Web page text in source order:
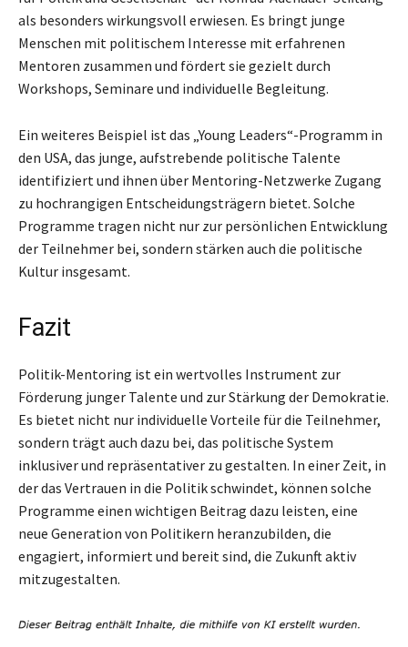
als besonders wirkungsvoll erwiesen. Es bringt junge
Menschen mit politischem Interesse mit erfahrenen
Mentoren zusammen und fördert sie gezielt durch
Workshops, Seminare und individuelle Begleitung.
Ein weiteres Beispiel ist das „Young Leaders“-Programm in
den USA, das junge, aufstrebende politische Talente
identifiziert und ihnen über Mentoring-Netzwerke Zugang
zu hochrangigen Entscheidungsträgern bietet. Solche
Programme tragen nicht nur zur persönlichen Entwicklung
der Teilnehmer bei, sondern stärken auch die politische
Kultur insgesamt.
Fazit
Politik-Mentoring ist ein wertvolles Instrument zur
Förderung junger Talente und zur Stärkung der Demokratie.
Es bietet nicht nur individuelle Vorteile für die Teilnehmer,
sondern trägt auch dazu bei, das politische System
inklusiver und repräsentativer zu gestalten. In einer Zeit, in
der das Vertrauen in die Politik schwindet, können solche
Programme einen wichtigen Beitrag dazu leisten, eine
neue Generation von Politikern heranzubilden, die
engagiert, informiert und bereit sind, die Zukunft aktiv
mitzugestalten.